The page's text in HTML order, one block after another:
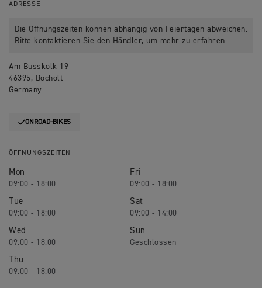
ADRESSE
Die Öffnungszeiten können abhängig von Feiertagen abweichen.
Bitte kontaktieren Sie den Händler, um mehr zu erfahren.
Am Busskolk 19
46395, Bocholt
Germany
ONROAD-BIKES
ÖFFNUNGSZEITEN
Mon
09:00 - 18:00
Tue
09:00 - 18:00
Wed
09:00 - 18:00
Thu
09:00 - 18:00
Fri
09:00 - 18:00
Sat
09:00 - 14:00
Sun
Geschlossen